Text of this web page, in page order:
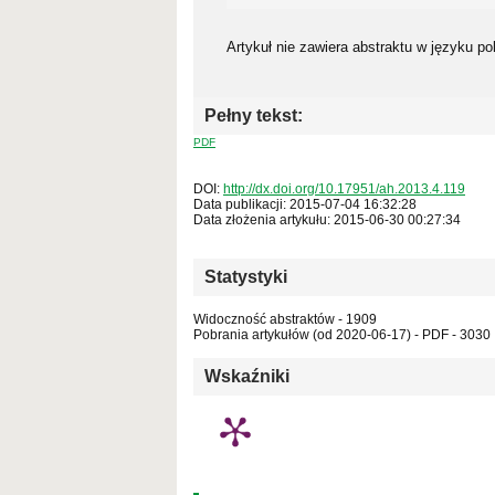
Artykuł nie zawiera abstraktu w języku
Pełny tekst:
PDF
DOI: http://dx.doi.org/10.17951/ah.2013.4.119
Data publikacji: 2015-07-04 16:32:28
Data złożenia artykułu: 2015-06-30 00:27:34
Statystyki
Widoczność abstraktów - 1909
Pobrania artykułów (od 2020-06-17) - PDF - 3030
Wskaźniki